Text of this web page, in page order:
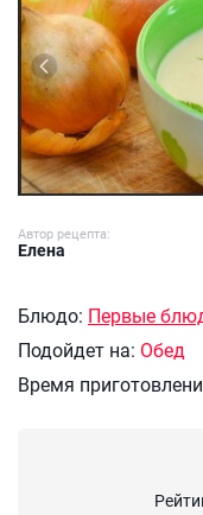
Автор рецепта:
Елена
Блюдо: Первые
Подойдет на: Обед
Время